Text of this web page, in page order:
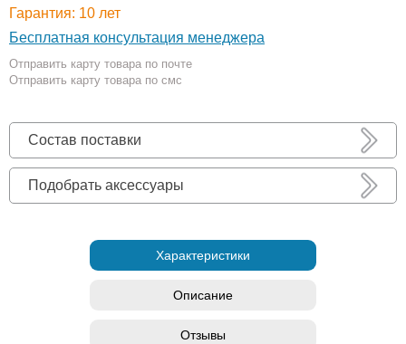
Гарантия: 10 лет
Бесплатная консультация менеджера
Отправить карту товара по почте
Отправить карту товара по смс
Состав поставки
Подобрать аксессуары
Характеристики
Описание
Отзывы